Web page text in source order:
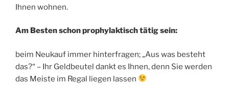
Ihnen wohnen.
Am Besten schon prophylaktisch tätig sein:
beim Neukauf immer hinterfragen; „Aus was besteht
das?“ – Ihr Geldbeutel dankt es Ihnen, denn Sie werden
das Meiste im Regal liegen lassen